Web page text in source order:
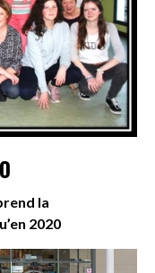
la
2020